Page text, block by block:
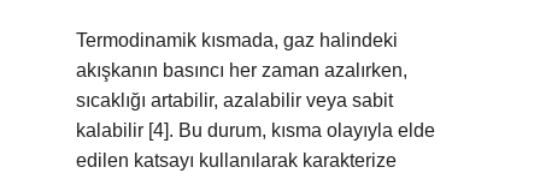
Termodinamik kısmada, gaz halindeki
akışkanın basıncı her zaman azalırken,
sıcaklığı artabilir, azalabilir veya sabit
kalabilir [4]. Bu durum, kısma olayıyla elde
edilen katsayı kullanılarak karakterize